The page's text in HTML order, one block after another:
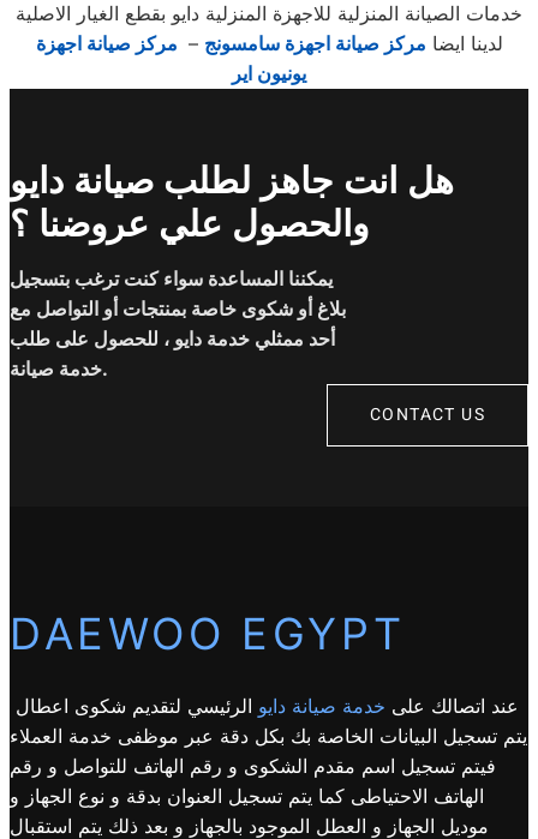
خدمات الصيانة المنزلية للاجهزة المنزلية دايو بقطع الغيار الاصلية
لدينا ايضا مركز صيانة اجهزة سامسونج – مركز صيانة اجهزة
يونيون اير
هل انت جاهز لطلب صيانة دايو
والحصول علي عروضنا ؟
يمكننا المساعدة سواء كنت ترغب بتسجيل
بلاغ أو شكوى خاصة بمنتجات أو التواصل مع
أحد ممثلي خدمة دايو ، للحصول على طلب
خدمة صيانة.
CONTACT US
DAEWOO EGYPT
عند اتصالك على خدمة صيانة دايو الرئيسي لتقديم شكوى اعطال
يتم تسجيل البيانات الخاصة بك بكل دقة عبر موظفى خدمة العملاء
فيتم تسجيل اسم مقدم الشكوى و رقم الهاتف للتواصل و رقم
الهاتف الاحتياطى كما يتم تسجيل العنوان بدقة و نوع الجهاز و
موديل الجهاز و العطل الموجود بالجهاز و بعد ذلك يتم استقبال